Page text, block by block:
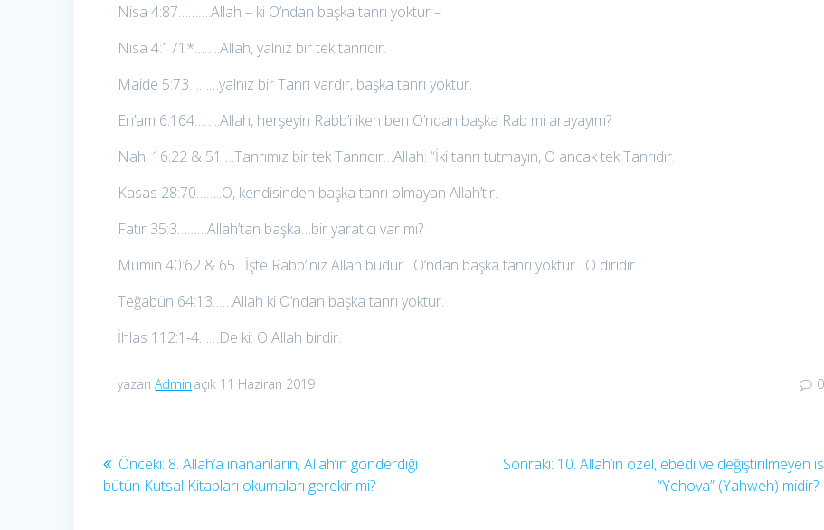
Nisa 4:87……….Allah – ki O’ndan başka tanrı yoktur –
Nisa 4:171*……..Allah, yalnız bir tek tanrıdır.
Maide 5:73………yalnız bir Tanrı vardır, başka tanrı yoktur.
En’am 6:164……..Allah, herşeyin Rabb’i iken ben O’ndan başka Rab mi arayayım?
Nahl 16:22 & 51….Tanrımız bir tek Tanrıdır…Allah: “İki tanrı tutmayın, O ancak tek Tanrıdır.
Kasas 28:70……..O, kendisinden başka tanrı olmayan Allah’tır.
Fatır 35:3………Allah’tan başka…bir yaratıcı var mı?
Mümin 40:62 & 65…İşte Rabb’iniz Allah budur…O’ndan başka tanrı yoktur…O diridir…
Teğabün 64:13……Allah ki O’ndan başka tanrı yoktur.
İhlas 112:1-4……De ki: O Allah birdir.
yazarıAdmin açık 11 Haziran 2019 0
Yazı
gezinmesi
Önceki: Önceki
yazı:
8. Allah’a inananların, Allah’ın gönderdiği
bütün Kutsal Kitapları okumaları gerekir mi?
Sonraki: Sonraki
10. Allah’ın özel, ebedi ve değiştirilmeyen
“Yehova” (Yahweh) midir?